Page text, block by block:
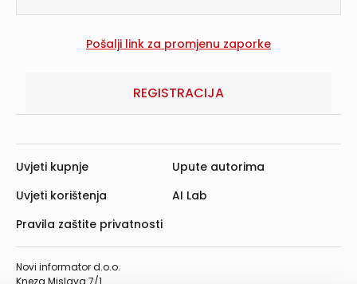
REGISTRACIJA
Novi informator d.o.o.
Kneza Mislava 7/1
Uvjeti kupnje
Uvjeti korištenja
Pravila zaštite privatnosti
Upute autorima
AI Lab